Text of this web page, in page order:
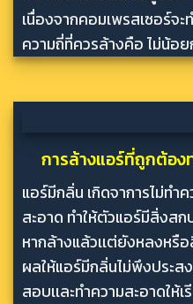
เนื่องจากคอมเพรสเซอร์จ
ความถี่ที่ควรล้างคือ ไม่น้อ
การล้างแอร์ที่ถูกต้อ
แอร์มีกลิ่น เกิดจาการไม่ทำ
สะอาด ทำให้ตัวแอร์มีสิ่งส
หากล้างแล้วเเต่ยังหลงหรื
ผลให้แอร์มีกลิ่นไม่พึงประ
สอบเเละทำความสะอาดให้